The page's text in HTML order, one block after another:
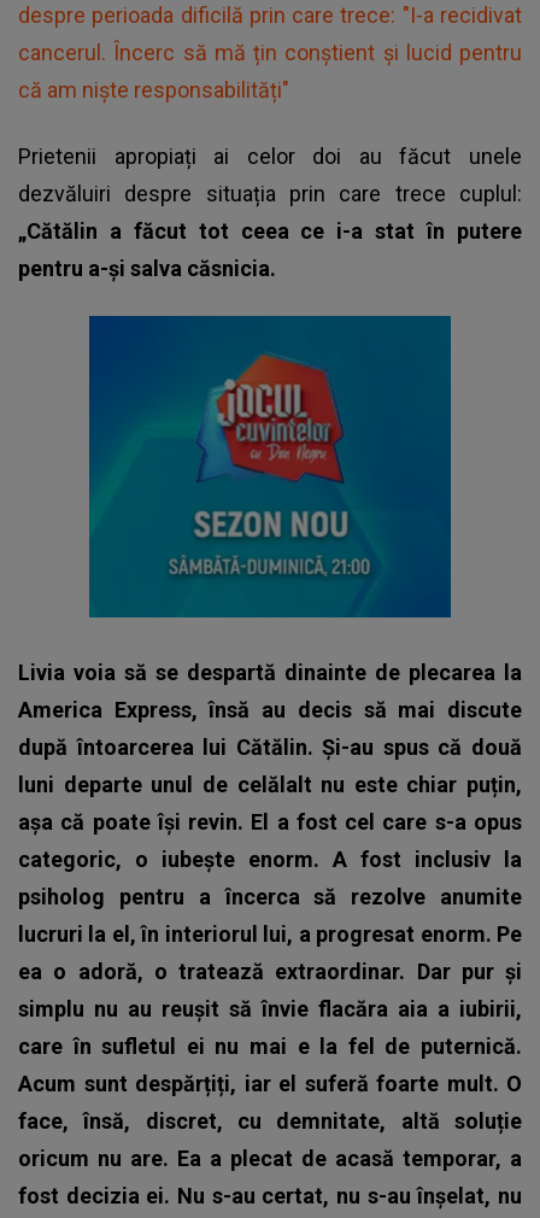
despre perioada dificilă prin care trece: "I-a recidivat
cancerul. Încerc să mă țin conștient și lucid pentru
că am niște responsabilități"
Prietenii apropiați ai celor doi au făcut unele
dezvăluiri despre situația prin care trece cuplul:
„Cătălin a făcut tot ceea ce i-a stat în putere
pentru a-și salva căsnicia.
Livia voia să se despartă dinainte de plecarea la
America Express, însă au decis să mai discute
după întoarcerea lui Cătălin. Și-au spus că două
luni departe unul de celălalt nu este chiar puțin,
așa că poate își revin. El a fost cel care s-a opus
categoric, o iubește enorm. A fost inclusiv la
psiholog pentru a încerca să rezolve anumite
lucruri la el, în interiorul lui, a progresat enorm. Pe
ea o adoră, o tratează extraordinar. Dar pur și
simplu nu au reușit să învie flacăra aia a iubirii,
care în sufletul ei nu mai e la fel de puternică.
Acum sunt despărțiți, iar el suferă foarte mult. O
face, însă, discret, cu demnitate, altă soluție
oricum nu are. Ea a plecat de acasă temporar, a
fost decizia ei. Nu s-au certat, nu s-au înșelat, nu